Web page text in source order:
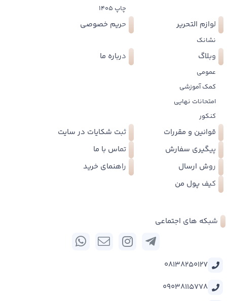
چاپ 1405
لوازم التحریر
نشانک
حریم خصوصی
وبلاگ
عمومی
کمک آموزشی
امتحانات نهایی
کنکور
درباره ما
قوانین و مقررات
ثبت شکایات در سایت
پیگیری سفارش
تماس با ما
روش ارسال
راهنمای خرید
کیف پول من
شبکه های اجتماعی
08138250127
09038115778